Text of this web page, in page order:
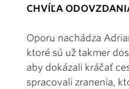
CHVÍĽA
Oporu nachádza
ktoré sú už takmer
aby dokázali kráčať
spracovali zranenia,